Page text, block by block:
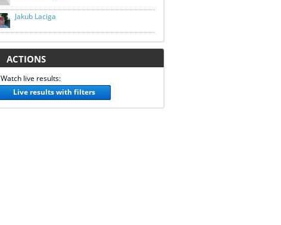
Jakub Laciga
ACTIONS
Watch live results:
Live results with filters